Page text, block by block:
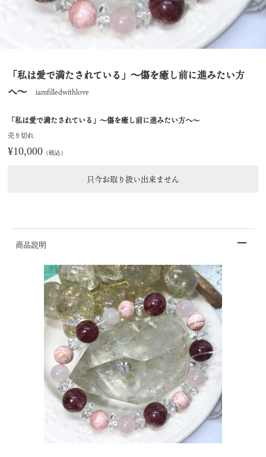
「私は愛で満たされている」〜傷を癒し前に進みたい方
へ〜
iamfilledwithlove
「私は愛で満たされている」〜傷を癒し前に進みたい方へ〜
売り切れ
¥10,000 （税込）
只今お取り扱い出来ません
商品説明